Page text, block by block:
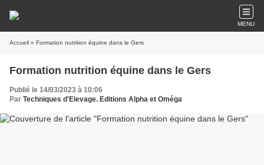
MENU
Accueil » Formation nutrition équine dans le Gers
Formation nutrition équine dans le Gers
Publié le 14/03/2023 à 10:06
Par Techniques d'Elevage. Editions Alpha et Oméga